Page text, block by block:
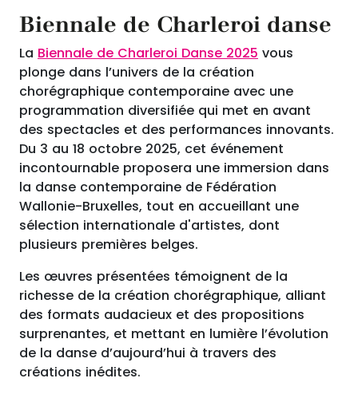
Biennale de Charleroi danse
La Biennale de Charleroi Danse 2025 vous
plonge dans l’univers de la création
chorégraphique contemporaine avec une
programmation diversifiée qui met en avant
des spectacles et des performances innovants.
Du 3 au 18 octobre 2025, cet événement
incontournable proposera une immersion dans
la danse contemporaine de Fédération
Wallonie-Bruxelles, tout en accueillant une
sélection internationale d'artistes, dont
plusieurs premières belges.
Les œuvres présentées témoignent de la
richesse de la création chorégraphique, alliant
des formats audacieux et des propositions
surprenantes, et mettant en lumière l’évolution
de la danse d’aujourd’hui à travers des
créations inédites.